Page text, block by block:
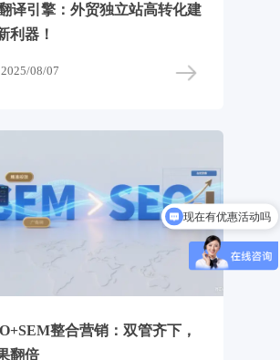
译引擎：外贸独立站高转化建
利器！
2025/08/07
整合营销：双管齐下，
翻倍
现在有优惠活动吗